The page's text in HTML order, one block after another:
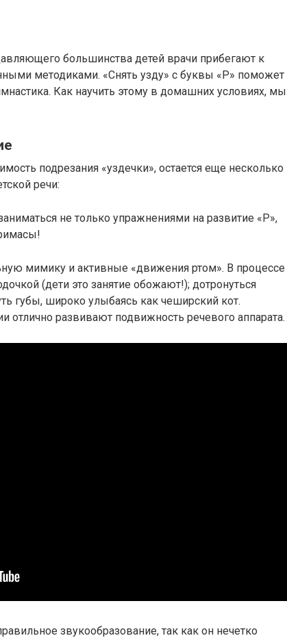
большинства детей врачи прибегают к
методиками. «Снять узду» с буквы «Р» поможет
Как научить этому в домашних условиях, мы
подрезания «уздечки», остается еще несколько
речи:
не только упражнениями на развитие «Р»,
мимику и активные «движения ртом». В процессе
(дети это занятие обожают!); дотронуться
губы, широко улыбаясь как чеширский кот.
развивают подвижность речевого аппарата.
звукообразование, так как он нечетко